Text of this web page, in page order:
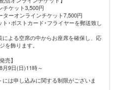
チケット3,500円
ターオンラインチケット7,500円
ト･ポストカード･フライヤーを郵送致し
による空席の中からお座席を確保し、応
を飾ります。
売】
月9日(日)11時～
には申し込みに関する制限がございま